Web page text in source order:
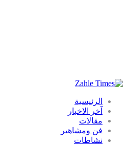
الرئيسية
آخر الاخبار
مقالات
فن ومشاهير
نشاطات